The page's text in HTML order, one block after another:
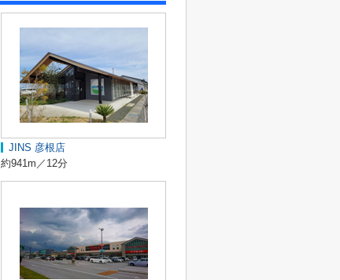
JINS 彦根店
約941m／12分